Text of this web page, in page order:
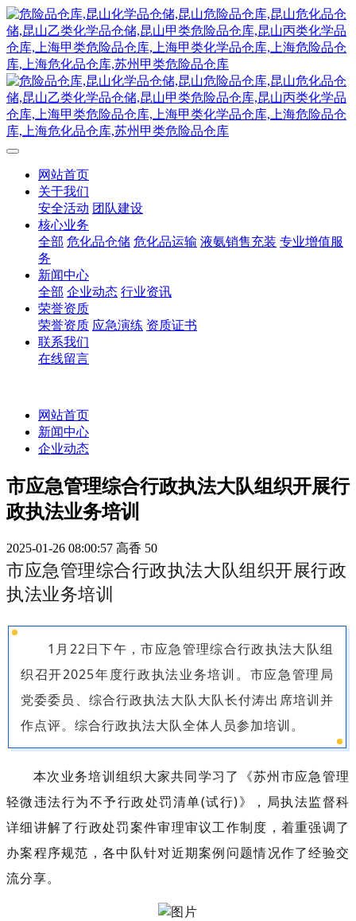
网站首页
关于我们
安全活动 团队建设
核心业务
全部 危化品仓储 危化品运输 液氨销售充装 专业增值服
务
新闻中心
全部 企业动态 行业资讯
荣誉资质
荣誉资质 应急演练 资质证书
联系我们
在线留言
网站首页
新闻中心
企业动态
市应急管理综合行政执法大队组织开展行
政执法业务培训
2025-01-26 08:00:57 高香 50
市应急管理综合行政执法大队组织开展行政
执法业务培训
1月22日下午，市应急管理综合行政执法大队组
织召开2025年度行政执法业务培训。市应急管理局
党委委员、综合行政执法大队大队长付涛出席培训并
作点评。综合行政执法大队全体人员参加培训。
本次业务培训组织大家共同学习了《苏州市应急管理
轻微违法行为不予行政处罚清单(试行)》，局执法监督科
详细讲解了行政处罚案件审理审议工作制度，着重强调了
办案程序规范，各中队针对近期案例问题情况作了经验交
流分享。